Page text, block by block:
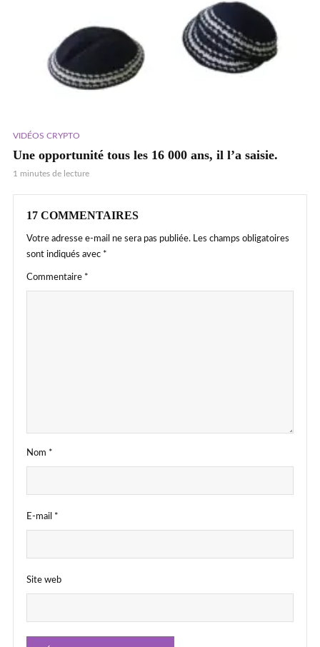
VIDÉOS CRYPTO
Une opportunité tous les 16 000 ans, il l’a saisie.
1 minutes de lecture
17 COMMENTAIRES
Votre adresse e-mail ne sera pas publiée. Les champs obligatoires
sont indiqués avec *
Commentaire *
Nom *
E-mail *
Site web